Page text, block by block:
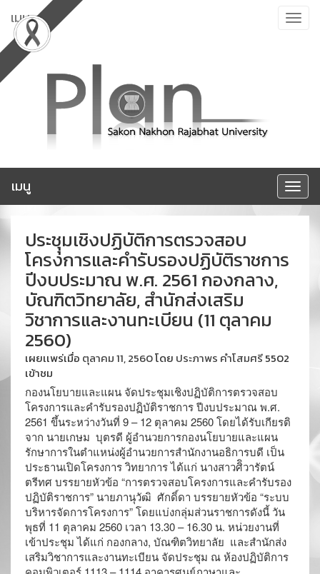
ไป
ยัง
เนื้อหา
Toggle
เมนู
Toggle
เมนู
ประชุุมเชิงปฏิบัติการตรวจสอบ
โครงการและคำรับรองปฏิบัติราชการ
ปีงบประมาณ พ.ศ. 2561 กองกลาง,
บัณฑิตวิทยาลัย, สำนักส่งเสริม
วิชาการและงานทะเบียน (11 ตุลาคม
2560)
เผยเเพร่เมื่อ ตุลาคม 11, 2560โดย ประภาพร คำโสมศรี5502
เข้าชม
กองนโยบายและแผน จัดประชุมเชิงปฏิบัติการตรวจสอบ
โครงการและคำรับรองปฏิบัติราชการ ปีงบประมาณ พ.ศ.
2561 ขึ้นระหว่างวันที่ 9 – 12 ตุลาคม 2560 โดยได้รับเกียรติ
จาก นายเกษม บุตรดี ผู้อำนวยการกองนโยบายและแผน
รักษาการในตำแหน่งผู้อำนวยการสำนักงานอธิการบดี เป็น
ประธานเปิดโครงการ วิทยาการ ได้แก่ นางสาวศิิวารัตน์
ตรีทศ บรรยายหัวข้อ “การตรวจสอบโครงการและคำรับรอง
ปฏิบัติราชการ” นายภานุวัฒิ ศักดิ์ดา บรรยายหัวข้อ “ระบบ
บริหารจัดการโครงการ” โดยแบ่งกลุ่มส่วนราชการดังนี้ วัน
พุธที่ 11 ตุลาคม 2560 เวลา 13.30 – 16.30 น. หน่วยงานที่
เข้าประชุม ได้แก่ กองกลาง, บัณฑิตวิทยาลัย และสำนักส่ง
เสริมวิชาการและงานทะเบียน จัดประชุม ณ ห้องปฏิบัติการ